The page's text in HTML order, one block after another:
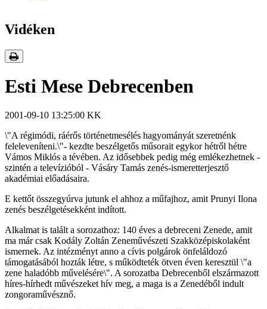
Vidéken
Esti Mese Debrecenben
2001-09-10 13:25:00 KK
\"A régimódi, ráérős történetmesélés hagyományát szeretnénk
feleleveníteni.\"- kezdte beszélgetős műsorait egykor hétről hétre
Vámos Miklós a tévében. Az idősebbek pedig még emlékezhetnek -
szintén a televízióból - Vásáry Tamás zenés-ismeretterjesztő
akadémiai előadásaira.
E kettőt összegyúrva jutunk el ahhoz a műfajhoz, amit Prunyi Ilona
zenés beszélgetésekként indított.
Alkalmat is talált a sorozathoz: 140 éves a debreceni Zenede, amit
ma már csak Kodály Zoltán Zeneművészeti Szakközépiskolaként
ismernek. Az intézményt anno a cívis polgárok önfeláldozó
támogatásából hozták létre, s működteték ötven éven keresztül \"a
zene haladóbb művelésére\". A sorozatba Debrecenből elszármazott
híres-hírhedt művészeket hív meg, a maga is a Zenedéből indult
zongoraművésznő.